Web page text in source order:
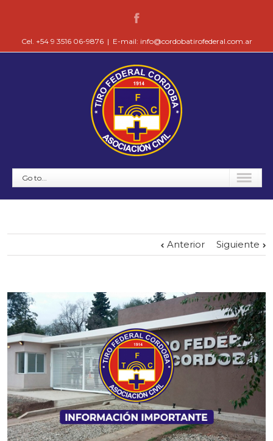
Cel. +54 9 3516 06-9876 | E-mail: info@cordobatirofederal.com.ar
Go to...
Anterior Siguiente